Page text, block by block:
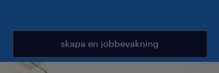
skapa en jobbevakning